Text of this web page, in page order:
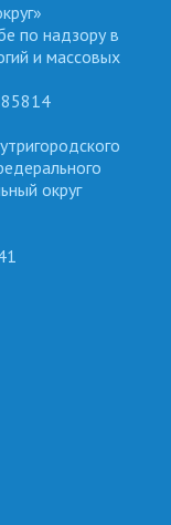
по надзору в
и массовых
округ